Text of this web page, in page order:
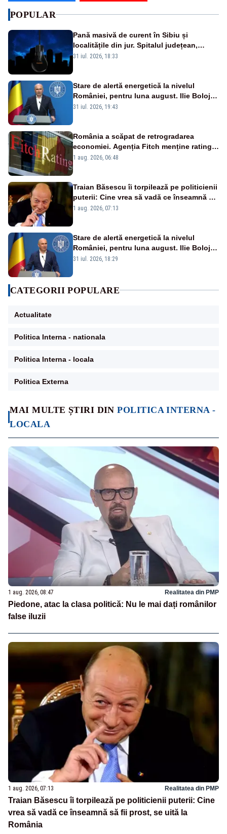
MAI MULTE ȘTIRI DINPOLITICA INTERNA -
LOCALA
1 aug. 2026, 08:47 Realitatea din PMP
Piedone, atac la clasa politică: Nu le mai dați românilor
false iluzii
1 aug. 2026, 07:13 Realitatea din PMP
Traian Băsescu îi torpilează pe politicienii puterii: Cine
vrea să vadă ce înseamnă să fii prost, se uită la
România
POPULAR
Pană masivă de curent în Sibiu și
localitățile din jur. Spitalul județean,
semafoarele, rețelele de telefonie, grav
31 iul. 2026, 18:33
Stare de alertă energetică la nivelul
României, pentru luna august. Ilie Bolojan
a anunțat importuri și posibile restricții –
31 iul. 2026, 19:43
România a scăpat de retrogradarea
economiei. Agenția Fitch menține ratingul
„BBB-” cu perspectivă negativă
1 aug. 2026, 06:48
Traian Băsescu îi torpilează pe politicienii
puterii: Cine vrea să vadă ce înseamnă să
fii prost, se uită la România
1 aug. 2026, 07:13
Stare de alertă energetică la nivelul
României, pentru luna august. Ilie Bolojan
a anunțat importuri și posibile restricții –
31 iul. 2026, 18:29
CATEGORII POPULARE
Actualitate
Politica Interna - nationala
Politica Interna - locala
Politica Externa